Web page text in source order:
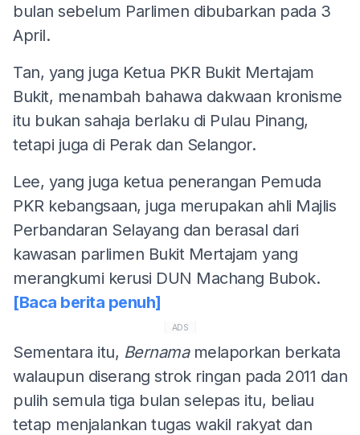
bulan sebelum Parlimen dibubarkan pada 3
April.
Tan, yang juga Ketua PKR Bukit Mertajam
Bukit, menambah bahawa dakwaan kronisme
itu bukan sahaja berlaku di Pulau Pinang,
tetapi juga di Perak dan Selangor.
Lee, yang juga ketua penerangan Pemuda
PKR kebangsaan, juga merupakan ahli Majlis
Perbandaran Selayang dan berasal dari
kawasan parlimen Bukit Mertajam yang
merangkumi kerusi DUN Machang Bubok.
[Baca berita penuh]
ADS
Sementara itu, Bernama melaporkan berkata
walaupun diserang strok ringan pada 2011 dan
pulih semula tiga bulan selepas itu, beliau
tetap menjalankan tugas wakil rakyat dan